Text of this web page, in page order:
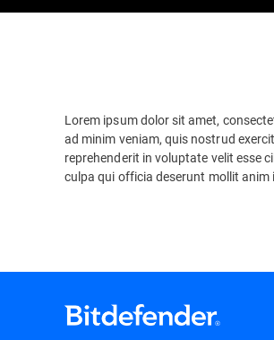
Lorem ipsum dolor sit amet,
ad minim veniam, quis nostrud
reprehenderit in voluptate velit esse
culpa qui officia deserunt mollit anim